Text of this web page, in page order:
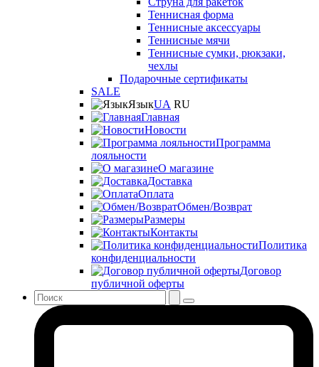
Теннисная форма
Теннисные аксессуары
Теннисные мячи
Теннисные сумки, рюкзаки,
чехлы
Подарочные сертификаты
SALE
ЯзыкUA RU
Главная
Новости
Программа
лояльности
О магазине
Доставка
Оплата
Обмен/Возврат
Размеры
Контакты
Политика
конфиденциальности
Договор
публичной оферты